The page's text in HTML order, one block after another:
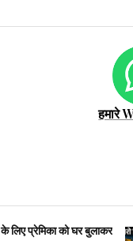
हमारे
प्रेमिका को घर बुलाकर